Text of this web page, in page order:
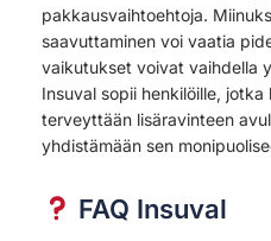
pakkausvaihtoehtoja.
saavuttaminen voi vaatia
vaikutukset voivat vaihdella
Insuval sopii henkilöille,
terveyttään lisäravinteen
yhdistämään sen
FAQ Insuval